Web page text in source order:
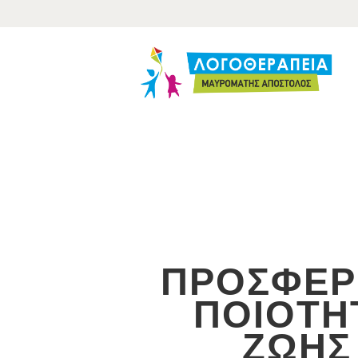
ΖΩΗΣ